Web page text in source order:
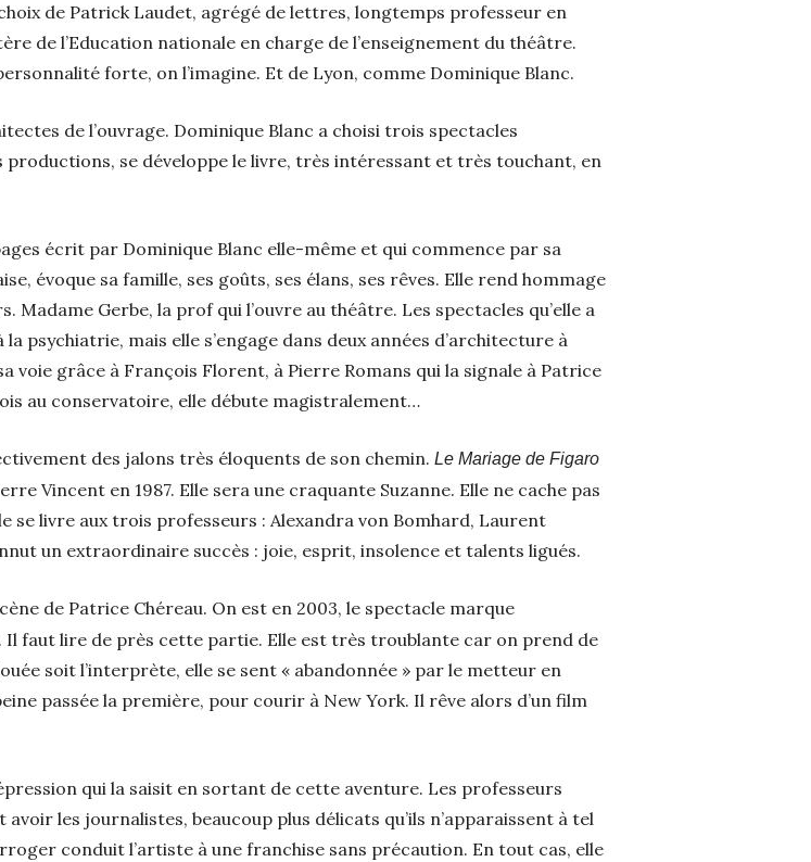
de Patrick Laudet, agrégé de lettres, longtemps professeur en
de l’Education nationale en charge de l’enseignement du théâtre.
forte, on l’imagine. Et de Lyon, comme Dominique Blanc.
de l’ouvrage. Dominique Blanc a choisi trois spectacles
se développe le livre, très intéressant et très touchant, en
écrit par Dominique Blanc elle-même et qui commence par sa
évoque sa famille, ses goûts, ses élans, ses rêves. Elle rend hommage
Madame Gerbe, la prof qui l’ouvre au théâtre. Les spectacles qu’elle a
psychiatrie, mais elle s’engage dans deux années d’architecture à
voie grâce à François Florent, à Pierre Romans qui la signale à Patrice
au conservatoire, elle débute magistralement…
des jalons très éloquents de son chemin. Le Mariage de Figaro
Vincent en 1987. Elle sera une craquante Suzanne. Elle ne cache pas
se livre aux trois professeurs : Alexandra von Bomhard, Laurent
un extraordinaire succès : joie, esprit, insolence et talents ligués.
de Patrice Chéreau. On est en 2003, le spectacle marque
Il faut lire de près cette partie. Elle est très troublante car on prend de
soit l’interprète, elle se sent « abandonnée » par le metteur en
passée la première, pour courir à New York. Il rêve alors d’un film
qui la saisit en sortant de cette aventure. Les professeurs
les journalistes, beaucoup plus délicats qu’ils n’apparaissent à tel
conduit l’artiste à une franchise sans précaution. En tout cas, elle